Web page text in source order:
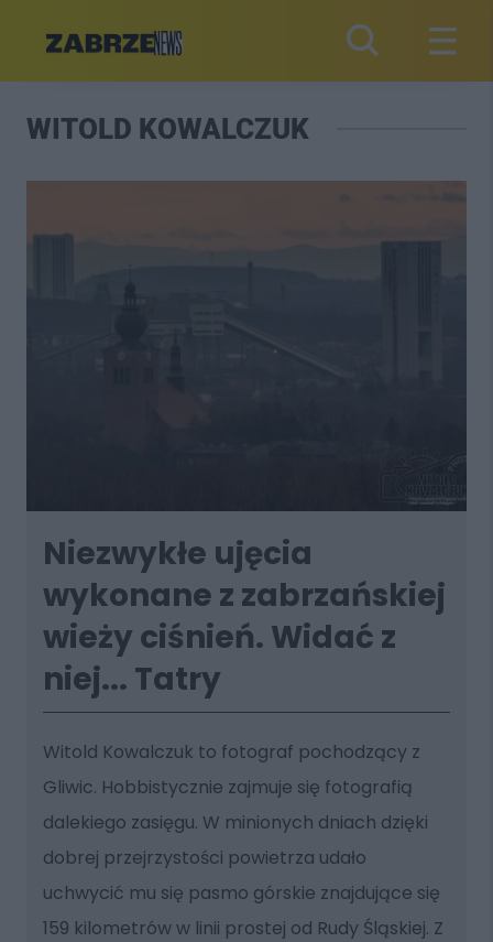
WITOLD KOWALCZUK
Niezwykłe ujęcia
wykonane z zabrzańskiej
wieży ciśnień. Widać z
niej... Tatry
Witold Kowalczuk to fotograf pochodzący z
Gliwic. Hobbistycznie zajmuje się fotografią
dalekiego zasięgu. W minionych dniach dzięki
dobrej przejrzystości powietrza udało
uchwycić mu się pasmo górskie znajdujące się
159 kilometrów w linii prostej od Rudy Śląskiej. Z